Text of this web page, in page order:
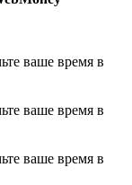
ваше время в
ваше время в
ваше время в